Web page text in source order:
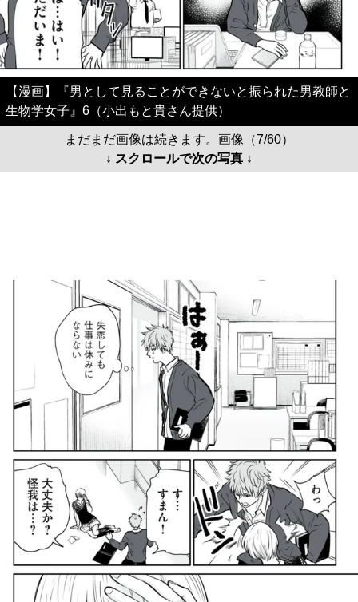
【漫画】『男として見ることができないと振られた男教師と
生物学女子』6（小出もと貴さん提供）
まだまだ画像は続きます。画像（7/60）
↓ スクロールで次の写真 ↓